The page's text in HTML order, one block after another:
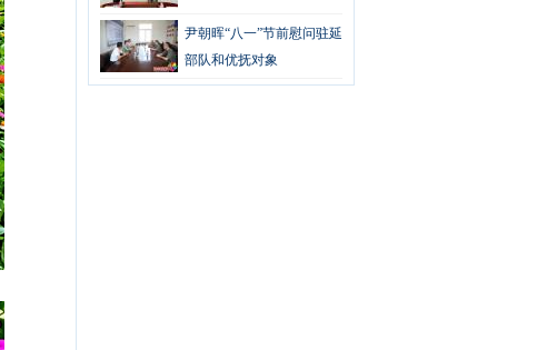
尹朝晖“八一”节前慰问驻延
部队和优抚对象